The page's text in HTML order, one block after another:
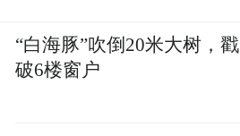
“白海豚”吹倒20米大树，戳
破6楼窗户